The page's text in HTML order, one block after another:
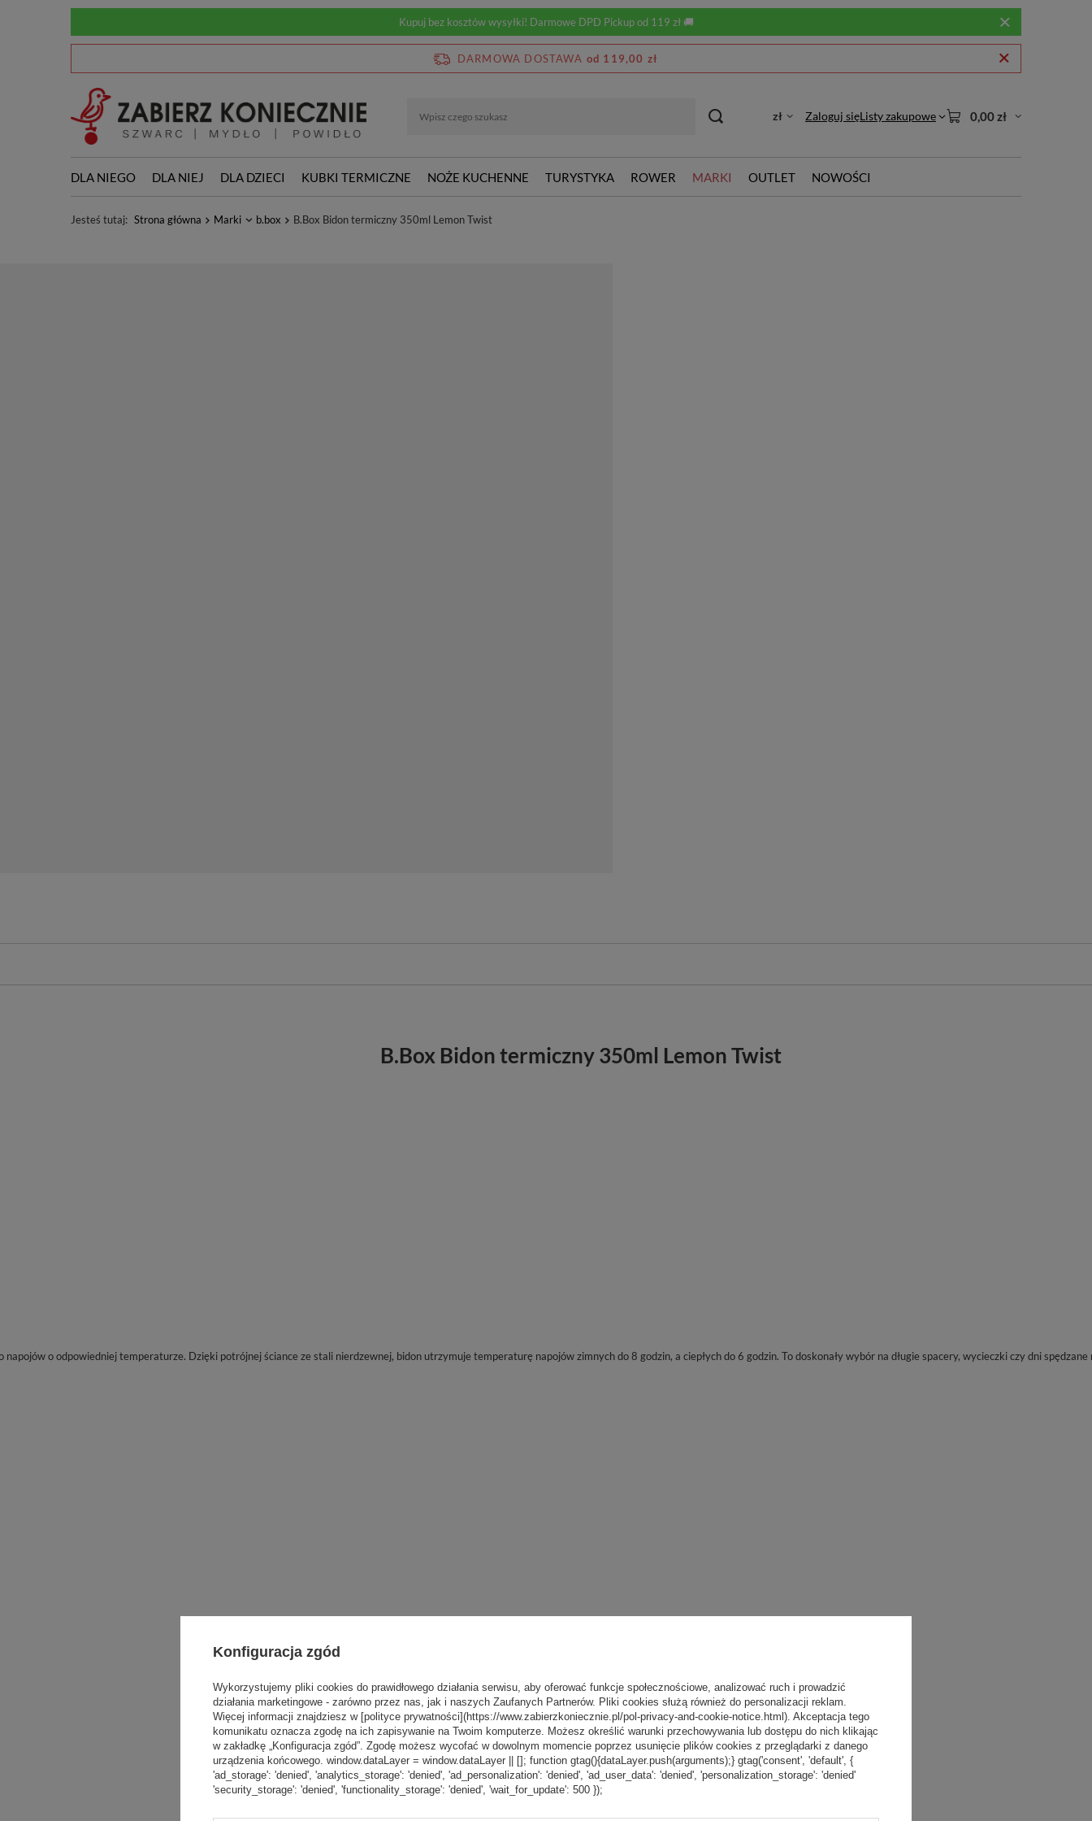
Kupuj bez kosztów wysyłki! Darmowe DPD Pickup od 119 zł 🚚
DARMOWA DOSTAWA od 119,00 zł
zł Zaloguj sięListy zakupowe 0,00 zł
DLA NIEGO DLA NIEJ DLA DZIECI KUBKI TERMICZNE NOŻE KUCHENNE TURYSTYKA ROWER MARKI OUTLET NOWOŚCI
Jesteś tutaj: Strona główna Marki b.box B.Box Bidon termiczny 350ml Lemon Twist
B.Box Bidon termiczny 350ml Lemon Twist
o odpowiedniej temperaturze. Dzięki potrójnej ściance ze stali nierdzewnej, bidon utrzymuje temperaturę napojów zimnych do 8 godzin, a ciepłych do 6 godzin. To doskonały wybór na długie spacery, wycieczki czy dni spędzane
Konfiguracja zgód
Wykorzystujemy pliki cookies do prawidłowego działania serwisu, aby oferować funkcje społecznościowe, analizować ruch i prowadzić
działania marketingowe - zarówno przez nas, jak i naszych Zaufanych Partnerów. Pliki cookies służą również do personalizacji reklam.
Więcej informacji znajdziesz w [polityce prywatności](https://www.zabierzkoniecznie.pl/pol-privacy-and-cookie-notice.html). Akceptacja tego
komunikatu oznacza zgodę na ich zapisywanie na Twoim komputerze. Możesz określić warunki przechowywania lub dostępu do nich klikając
w zakładkę „Konfiguracja zgód”. Zgodę możesz wycofać w dowolnym momencie poprzez usunięcie plików cookies z przeglądarki z danego
urządzenia końcowego. window.dataLayer = window.dataLayer || []; function gtag(){dataLayer.push(arguments);} gtag('consent', 'default', {
'ad_storage': 'denied', 'analytics_storage': 'denied', 'ad_personalization': 'denied', 'ad_user_data': 'denied', 'personalization_storage': 'denied'
'security_storage': 'denied', 'functionality_storage': 'denied', 'wait_for_update': 500 });